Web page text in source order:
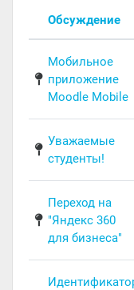
Статус
Обсуждение
Мобильное
приложение
Moodle Mobile
Уважаемые
студенты!
Переход на
"Яндекс 360
для бизнеса"